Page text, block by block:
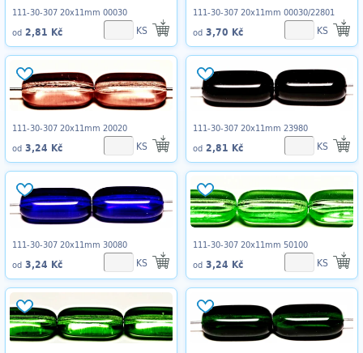
111-30-307 20x11mm 00030
od 2,81 Kč KS
111-30-307 20x11mm 00030/22801
od 3,70 Kč KS
111-30-307 20x11mm 20020
od 3,24 Kč KS
111-30-307 20x11mm 23980
od 2,81 Kč KS
111-30-307 20x11mm 30080
od 3,24 Kč KS
111-30-307 20x11mm 50100
od 3,24 Kč KS